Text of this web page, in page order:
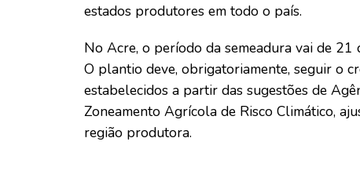
estados produtores em todo o país.
No Acre, o período da semeadura vai de
O plantio deve, obrigatoriamente, seguir o
estabelecidos a partir das sugestões de
Zoneamento Agrícola de Risco Climático,
região produtora.